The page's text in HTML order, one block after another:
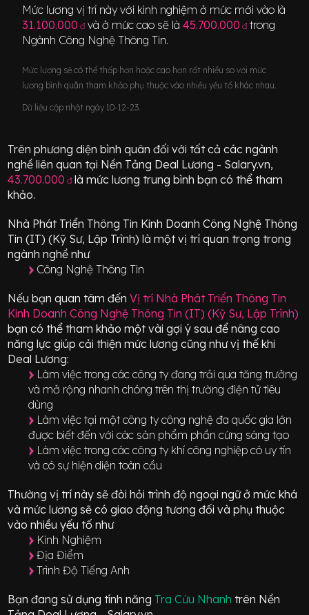
Mức lương vị trí này với kinh nghiệm ở mức mới vào là
31.100.000 đ và ở mức cao sẽ là45.700.000 đ trong
Ngành Công Nghệ Thông Tin.
Mức lương sẽ có thể thấp hơn hoặc cao hơn rất nhiều so với mức
lương bình quân tham khảo phụ thuộc vào nhiều yếu tố khác nhau.
Dữ liệu cập nhật ngày 10-12-23.
Trên phương diện bình quân đối với tất cả các ngành
nghề liên quan tại Nền Tảng Deal Lương - Salary.vn,
43.700.000 đlà mức lương trung bình bạn có thể tham
khảo.
Nhà Phát Triển Thông Tin Kinh Doanh Công Nghệ Thông
Tin (IT) (Kỹ Sư, Lập Trình) là một vị tríquan trọng trong
ngành nghề như
Công Nghệ Thông Tin
Nếu bạn quan tâm đến Vị trí Nhà Phát Triển Thông Tin
Kinh Doanh Công Nghệ Thông Tin (IT) (Kỹ Sư, Lập Trình)
bạn có thể tham khảo một vài gợi ý sau để nâng cao
năng lực giúp cải thiện mức lương cũng như vị thế khi
Deal Lương:
Làm việc trong các công ty đang trải qua tăng trưởng
và mở rộng nhanh chóng trên thị trường điện tử tiêu
dùng
Làm việc tại một công ty công nghệ đa quốc gia lớn
được biết đến với các sản phẩm phần cứng sáng tạo
Làm việc trong các công ty khí công nghiệp có uy tín
và có sự hiện diện toàn cầu
Thường vị trí này sẽ đòi hỏi trình độ ngoại ngữ ở mứckhá
và mức lương sẽ có giao động tương đối và phụ thuộc
vào nhiều yếu tố như
Kinh Nghiệm
Địa Điểm
Trình Độ Tiếng Anh
Bạn đang sử dụng tính năng Tra Cứu Nhanh trên Nền